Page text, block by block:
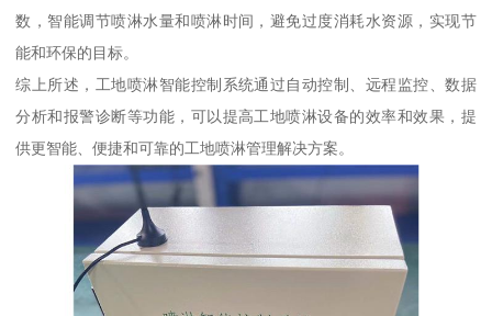
数，智能调节喷淋水量和喷淋时间，避免过度消耗水资源，实现节
能和环保的目标。
综上所述，工地喷淋智能控制系统通过自动控制、远程监控、数据
分析和报警诊断等功能，可以提高工地喷淋设备的效率和效果，提
供更智能、便捷和可靠的工地喷淋管理解决方案。